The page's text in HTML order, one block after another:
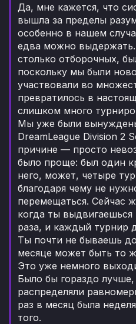
Да, мне кажется, что
вышла за пределы
особенно в нашем
едва можно
столько отборочных,
поскольку мы были
участвовали во
превратилось в
слишком много
Мы уже были
DreamLeague Division 2
причине — просто
было проще: был один
него, может, четыре
благодаря чему не
перемещаться. Сейчас
когда ты
раза, и каждый турнир
Ты почти не бываешь
месяце может быть то
Это уже немного
Было бы гораздо
распределяли
раз в месяц была
того.